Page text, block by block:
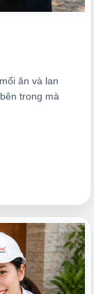
ăn và lan
trong mà